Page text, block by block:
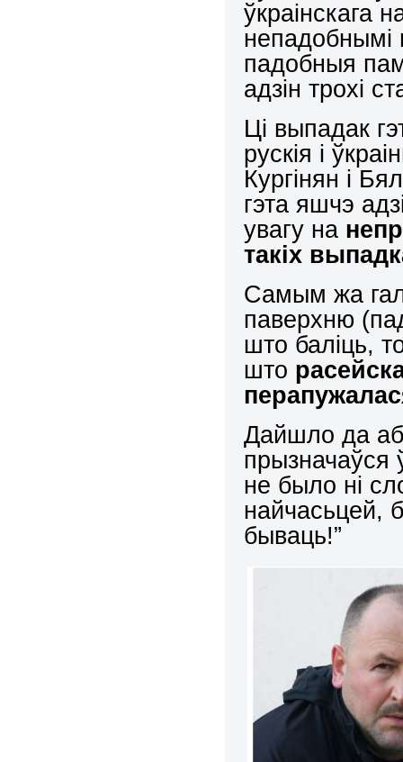
ўкраінскага
непадобнымі
падобныя
адзін трохі
Ці выпадак
рускія і
Кургінян і
гэта яшчэ
увагу на
такіх
Самым жа
паверхню
што баліць,
што
Дайшло да
прызначаўся
не было ні
найчасьцей,
бываць!”